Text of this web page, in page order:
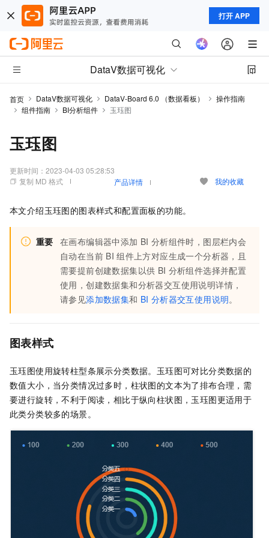
打开 APP
DataV数据可视化
首页 DataV数据可视化 DataV-Board 6.0 （数据看板）
操作指南
组件指南
BI分析组件 玉珏图
玉珏图
更新时间： 2023-04-03 05:28:53
复制 MD 格式
产品详情 我的收藏
本文介绍玉珏图的图表样式和配置面板的功能。
重要 在画布编辑器中添加 BI 分析组件时，图层栏内会
自动在当前 BI 组件上方对应生成一个分析器，且
需要提前创建数据集以供 BI 分析组件选择并配置
使用，创建数据集和分析器交互使用说明详情，
请参见添加数据集和 BI 分析器交互使用说明。
图表样式
玉珏图使用旋转柱型条展示分类数据。玉珏图可对比分类数据的
数值大小，当分类情况过多时，柱状图的文本为了排布合理，需
要进行旋转，不利于阅读，相比于纵向柱状图，玉珏图更适用于
此类分类较多的场景。